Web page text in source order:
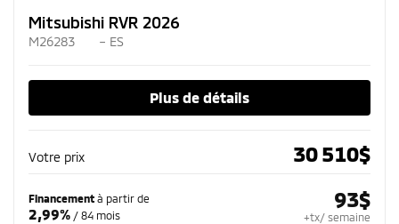
Mitsubishi RVR 2026
M26283 – ES
Plus de détails
Votre prix 30 510$
Financement à partir de
2,99% / 84 mois
93$
+tx/ semaine